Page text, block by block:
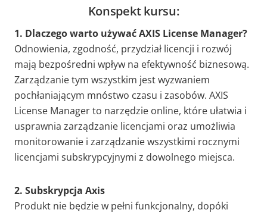
Konspekt kursu:
1. Dlaczego warto używać AXIS License Manager?
Odnowienia, zgodność, przydział licencji i rozwój
mają bezpośredni wpływ na efektywność biznesową.
Zarządzanie tym wszystkim jest wyzwaniem
pochłaniającym mnóstwo czasu i zasobów. AXIS
License Manager to narzędzie online, które ułatwia i
usprawnia zarządzanie licencjami oraz umożliwia
monitorowanie i zarządzanie wszystkimi rocznymi
licencjami subskrypcyjnymi z dowolnego miejsca.
2. Subskrypcja Axis
Produkt nie będzie w pełni funkcjonalny, dopóki